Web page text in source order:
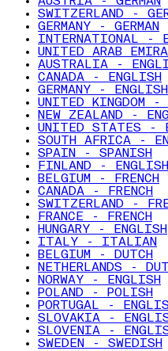
SWITZERLAND -
GERMANY - GERMAN
INTERNATIONAL -
UNITED ARAB
AUSTRALIA -
CANADA - ENGLISH
GERMANY - ENGLISH
UNITED KINGDOM -
NEW ZEALAND -
UNITED STATES -
SOUTH AFRICA -
SPAIN - SPANISH
FINLAND - ENGLISH
BELGIUM - FRENCH
CANADA - FRENCH
SWITZERLAND -
FRANCE - FRENCH
HUNGARY - ENGLISH
ITALY - ITALIAN
BELGIUM - DUTCH
NETHERLANDS -
NORWAY - ENGLISH
POLAND - POLISH
PORTUGAL -
SLOVAKIA -
SLOVENIA -
SWEDEN - SWEDISH